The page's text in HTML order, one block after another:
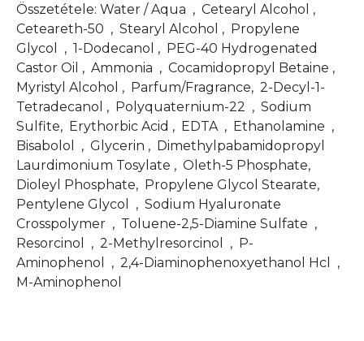
Összetétele: Water / Aqua , Cetearyl Alcohol ,
Ceteareth-50 , Stearyl Alcohol , Propylene
Glycol , 1-Dodecanol , PEG-40 Hydrogenated
Castor Oil , Ammonia , Cocamidopropyl Betaine ,
Myristyl Alcohol , Parfum/Fragrance, 2-Decyl-1-
Tetradecanol , Polyquaternium-22 , Sodium
Sulfite, Erythorbic Acid , EDTA , Ethanolamine ,
Bisabolol , Glycerin , Dimethylpabamidopropyl
Laurdimonium Tosylate , Oleth-5 Phosphate,
Dioleyl Phosphate, Propylene Glycol Stearate,
Pentylene Glycol , Sodium Hyaluronate
Crosspolymer , Toluene-2,5-Diamine Sulfate ,
Resorcinol , 2-Methylresorcinol , P-
Aminophenol , 2,4-Diaminophenoxyethanol Hcl ,
M-Aminophenol